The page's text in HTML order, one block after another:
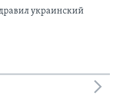
украинский